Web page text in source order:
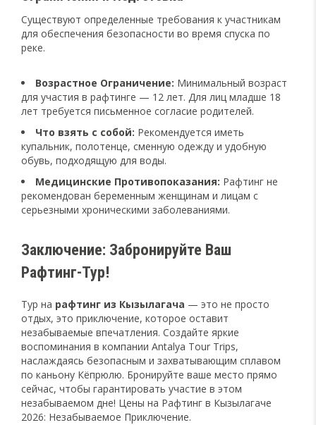
Существуют определенные требования к участникам
для обеспечения безопасности во время спуска по
реке.
Возрастное Ограничение: Минимальный возраст
для участия в рафтинге — 12 лет. Для лиц младше 18
лет требуется письменное согласие родителей.
Что взять с собой: Рекомендуется иметь
купальник, полотенце, сменную одежду и удобную
обувь, подходящую для воды.
Медицинские Противопоказания: Рафтинг не
рекомендован беременным женщинам и лицам с
серьезными хроническими заболеваниями.
Заключение: Забронируйте Ваш
Рафтинг-Тур!
Тур на рафтинг из Кызылагача — это не просто
отдых, это приключение, которое оставит
незабываемые впечатления. Создайте яркие
воспоминания в компании Antalya Tour Trips,
наслаждаясь безопасным и захватывающим сплавом
по каньону Кёпрюлю. Бронируйте ваше место прямо
сейчас, чтобы гарантировать участие в этом
незабываемом дне! Цены на Рафтинг в Кызылагаче
2026: Незабываемое Приключение.